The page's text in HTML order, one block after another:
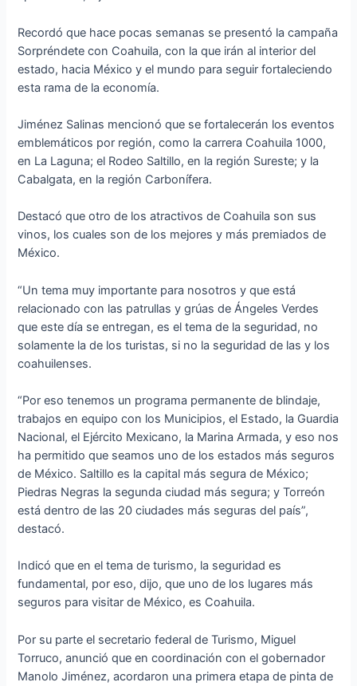
Recordó que hace pocas semanas se presentó la campaña
Sorpréndete con Coahuila, con la que irán al interior del
estado, hacia México y el mundo para seguir fortaleciendo
esta rama de la economía.
Jiménez Salinas mencionó que se fortalecerán los eventos
emblemáticos por región, como la carrera Coahuila 1000,
en La Laguna; el Rodeo Saltillo, en la región Sureste; y la
Cabalgata, en la región Carbonífera.
Destacó que otro de los atractivos de Coahuila son sus
vinos, los cuales son de los mejores y más premiados de
México.
“Un tema muy importante para nosotros y que está
relacionado con las patrullas y grúas de Ángeles Verdes
que este día se entregan, es el tema de la seguridad, no
solamente la de los turistas, si no la seguridad de las y los
coahuilenses.
“Por eso tenemos un programa permanente de blindaje,
trabajos en equipo con los Municipios, el Estado, la Guardia
Nacional, el Ejército Mexicano, la Marina Armada, y eso nos
ha permitido que seamos uno de los estados más seguros
de México. Saltillo es la capital más segura de México;
Piedras Negras la segunda ciudad más segura; y Torreón
está dentro de las 20 ciudades más seguras del país”,
destacó.
Indicó que en el tema de turismo, la seguridad es
fundamental, por eso, dijo, que uno de los lugares más
seguros para visitar de México, es Coahuila.
Por su parte el secretario federal de Turismo, Miguel
Torruco, anunció que en coordinación con el gobernador
Manolo Jiménez, acordaron una primera etapa de pinta de